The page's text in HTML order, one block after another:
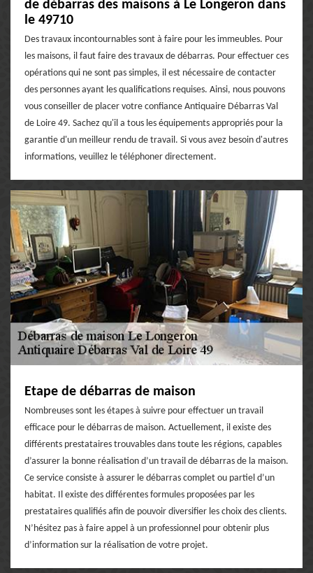
de débarras des maisons à Le Longeron dans
le 49710
Des travaux incontournables sont à faire pour les immeubles. Pour
les maisons, il faut faire des travaux de débarras. Pour effectuer ces
opérations qui ne sont pas simples, il est nécessaire de contacter
des personnes ayant les qualifications requises. Ainsi, nous pouvons
vous conseiller de placer votre confiance Antiquaire Débarras Val
de Loire 49. Sachez qu'il a tous les équipements appropriés pour la
garantie d'un meilleur rendu de travail. Si vous avez besoin d'autres
informations, veuillez le téléphoner directement.
Etape de débarras de maison
Nombreuses sont les étapes à suivre pour effectuer un travail
efficace pour le débarras de maison. Actuellement, il existe des
différents prestataires trouvables dans toute les régions, capables
d’assurer la bonne réalisation d’un travail de débarras de la maison.
Ce service consiste à assurer le débarras complet ou partiel d’un
habitat. Il existe des différentes formules proposées par les
prestataires qualifiés afin de pouvoir diversifier les choix des clients.
N’hésitez pas à faire appel à un professionnel pour obtenir plus
d’information sur la réalisation de votre projet.